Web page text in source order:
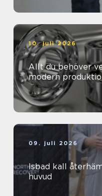
10. juli 2026
Allt du behöver
modern
09. juli 2026
Isbad kall återhämtning för kropp och
huvud